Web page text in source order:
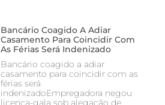
Bancário Coagido A Adiar
Casamento Para Coincidir Com
As Férias Será Indenizado
Bancário coagido a adiar
casamento para coincidir com as
férias será
indenizadoEmpregadora negou
licença-gala sob alegação de